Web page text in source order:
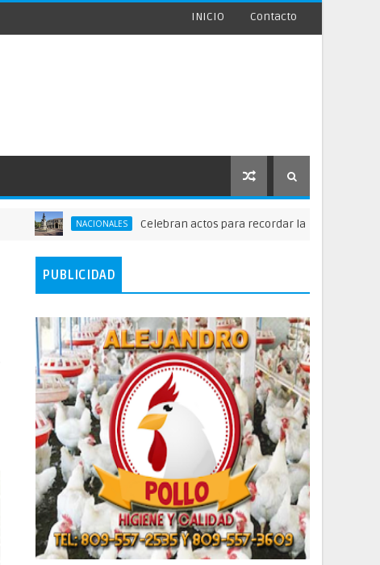
INICIO Contacto
NACIONALES Celebran actos para recordar la fundación de Santo
PUBLICIDAD